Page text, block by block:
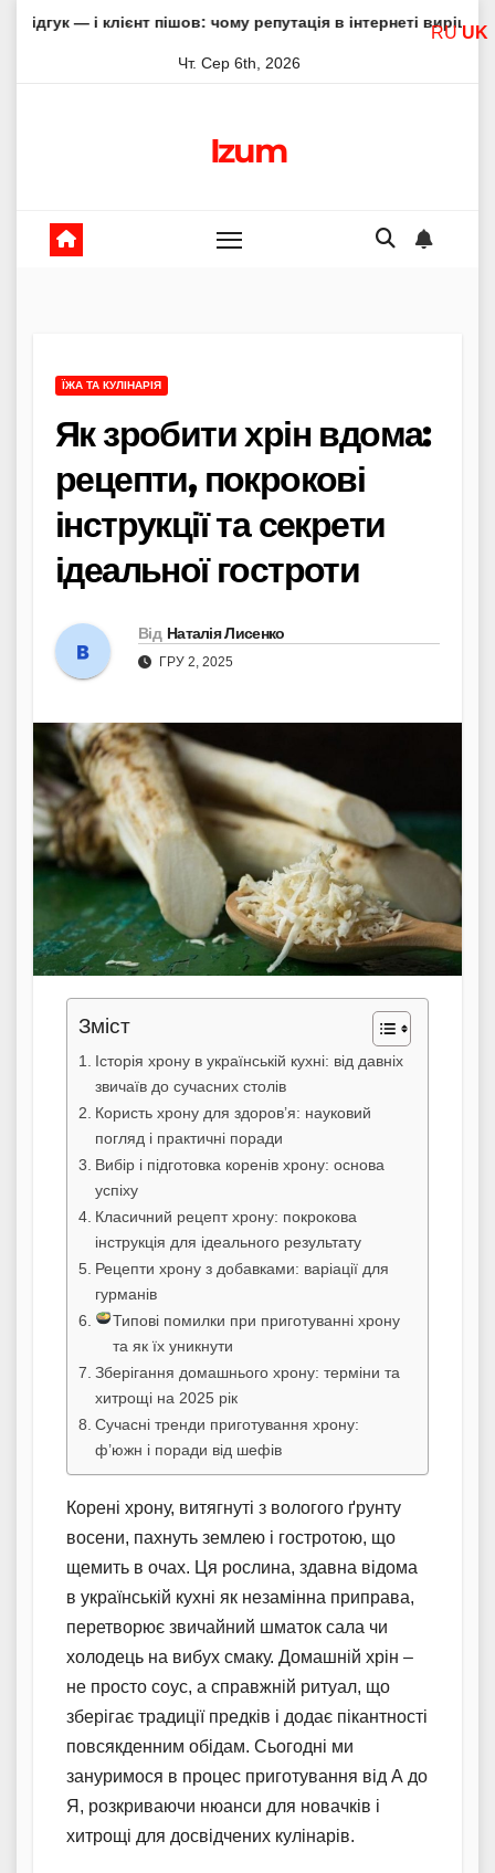
Skip
пішов: чому репутація в інтернеті вирішує все
Чт. Сер 6th, 2026
Izum
ЇЖА ТА КУЛІНАРІЯ
Як зробити хрін вдома:
рецепти, покрокові
інструкції та секрети
ідеальної гостроти
Від Наталія Лисенко
ГРУ 2, 2025
Зміст
Історія хрону в українській кухні: від давніх
звичаїв до сучасних столів
Користь хрону для здоров’я: науковий
погляд і практичні поради
Вибір і підготовка коренів хрону: основа
успіху
Класичний рецепт хрону: покрокова
інструкція для ідеального результату
Рецепти хрону з добавками: варіації для
гурманів
Типові помилки при приготуванні хрону
та як їх уникнути
Зберігання домашнього хрону: терміни та
хитрощі на 2025 рік
Сучасні тренди приготування хрону:
ф’южн і поради від шефів
Корені хрону, витягнуті з вологого ґрунту
восени, пахнуть землею і гостротою, що
щемить в очах. Ця рослина, здавна відома
в українській кухні як незамінна приправа,
перетворює звичайний шматок сала чи
холодець на вибух смаку. Домашній хрін –
не просто соус, а справжній ритуал, що
зберігає традиції предків і додає пікантності
повсякденним обідам. Сьогодні ми
зануримося в процес приготування від А до
Я, розкриваючи нюанси для новачків і
хитрощі для досвідчених кулінарів.
RU UK